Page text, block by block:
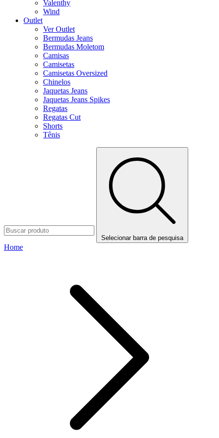
Valenthy
Wind
Outlet
Ver Outlet
Bermudas Jeans
Bermudas Moletom
Camisas
Camisetas
Camisetas Oversized
Chinelos
Jaquetas Jeans
Jaquetas Jeans Spikes
Regatas
Regatas Cut
Shorts
Tênis
Selecionar barra de pesquisa
Home